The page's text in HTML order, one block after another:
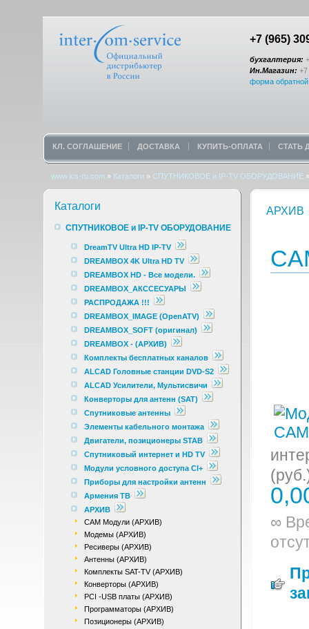
+7 (965)
бухгалтерия:
Ин.Магазин:
форма обратной
КЛ. СОГЛАШЕНИЕ ДОСТАВКА КУПИТЬ-ОПЛАТА СТАТЬ
www.ics-ru.com » Каталоги » СПУТНИКОВОЕ и IP-TV ОБОРУДОВАНИЕ »
АРХИВ
∞
Каталоги
СПУТНИКОВОЕ и IP-TV ОБОРУДОВАНИЕ
DreamTV Ultra HD IP-TV
DREAMBOX 4K Ultra HD TV
DREAMBOX HD - Все модели.
DREAMBOX_АКССЕСУАРЫ
РАСПРОДАЖА !!!
DREAMBOX_IMAGE (OpenATV)
DREAMBOX_SOFT (оригинал)
DREAMBOX - (АРХИВ)
Комплекты бесплатных каналов
ALCAD Головные станции DVD-S2
ALCAD Усилители, Мультисвичи
Конверторы для антенн (SAT)
Спутниковые антенны
Элементы кабельного монтажа
Двигатели, позиционеры STAB
Спутниковый интернет и HD TV
Модули условного доступа CI+
Приборы для настройки антенн
Армения ТВ
АРХИВ
CAM Модули (АРХИВ)
Модемы (АРХИВ)
Ресиверы (АРХИВ)
Антенны (АРХИВ)
Комплекты SAT-TV (АРХИВ)
Конверторы (АРХИВ)
PCI -USB платы (АРХИВ)
Программаторы (AРХИВ)
Позиционеры (АРХИВ)